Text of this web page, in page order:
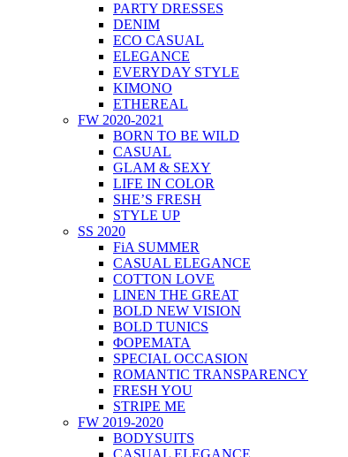
PARTY DRESSES
DENIM
ECO CASUAL
ELEGANCE
EVERYDAY STYLE
KIMONO
ETHEREAL
FW 2020-2021
BORN TO BE WILD
CASUAL
GLAM & SEXY
LIFE IN COLOR
SHE’S FRESH
STYLE UP
SS 2020
FiA SUMMER
CASUAL ELEGANCE
COTTON LOVE
LINEN THE GREAT
BOLD NEW VISION
BOLD TUNICS
ΦΟΡΕΜΑΤΑ
SPECIAL OCCASION
ROMANTIC TRANSPARENCY
FRESH YOU
STRIPE ME
FW 2019-2020
BODYSUITS
CASUAL ELEGANCE